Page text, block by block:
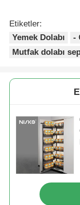
Etiketler:
Yemek Dolabı
-
Mutfak dolabı